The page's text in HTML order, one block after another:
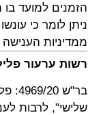
הזמנים למועד
ניתן לומר כי
ממדיניות
רשות ערעור
בר"ש
שלישי", לרבות